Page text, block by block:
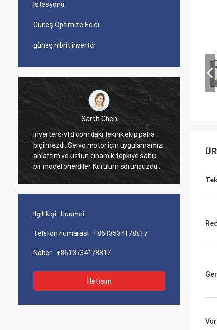
İstasyonu
Güneş Optimize Edici
güneş hibrit invertör
Sarah Chen
inverters-vfd.com'daki teknik ekip paha
biçilmezdi. Servo motor için uygulamamızı
anlattım ve üstün dinamik tepkiye sahip
bir model önerdiler. Kurulum sorunsuzdu
ve hassasiyet döngü sürelerimizi
İlgili kişi : Huamei
Telefon numarası : +8613534178817
Naber : +8613534178817
İletişim